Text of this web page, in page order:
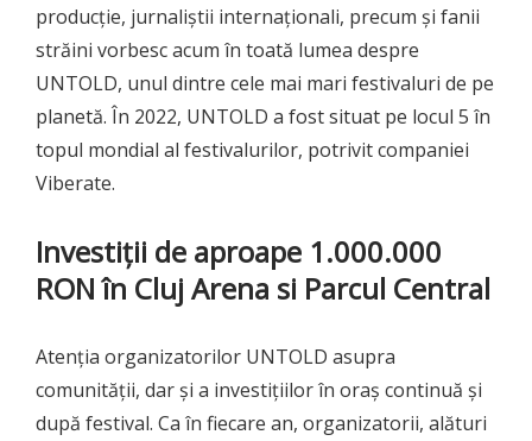
producție, jurnaliștii internaționali, precum și fanii
străini vorbesc acum în toată lumea despre
UNTOLD, unul dintre cele mai mari festivaluri de pe
planetă. În 2022, UNTOLD a fost situat pe locul 5 în
topul mondial al festivalurilor, potrivit companiei
Viberate.
Investiții de aproape 1.000.000
RON în Cluj Arena si Parcul Central
Atenția organizatorilor UNTOLD asupra
comunității, dar și a investițiilor în oraș continuă și
după festival. Ca în fiecare an, organizatorii, alături